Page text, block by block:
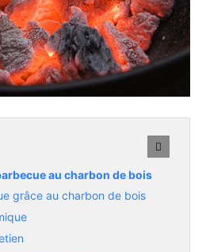
au charbon de bois
grâce au charbon de bois